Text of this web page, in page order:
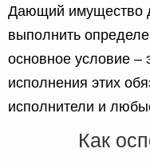
Дающий имущество
выполнить
основное условие –
исполнения этих
исполнители и
Как